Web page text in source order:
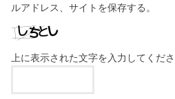
ルアドレス、サイトを保存する。
上に表示された文字を入力してくださ